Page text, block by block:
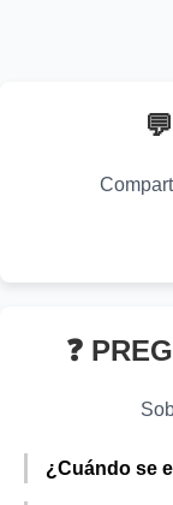
❓
¿Cuándo se